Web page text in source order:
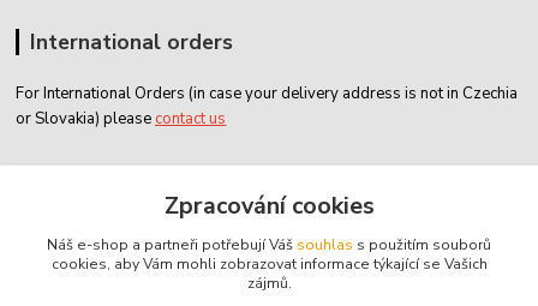
International orders
For International Orders (in case your delivery address is not in Czechia
or Slovakia) please contact us
Zákaznický servis
classicdvd@classicdvd.cz
Zpracování cookies
Náš e-shop a partneři potřebují Váš souhlas s použitím souborů
cookies, aby Vám mohli zobrazovat informace týkající se Vašich
zájmů.